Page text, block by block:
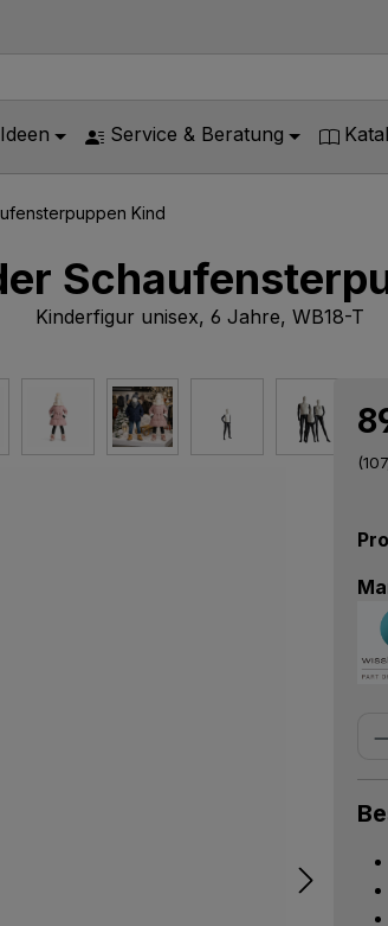
Service & Beratung
Kind
Kinderfigur unisex, 6 Jahre, WB18-T